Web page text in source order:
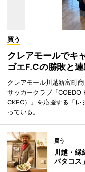
買う
クレアモールでキ
ゴエF.Cの勝敗と
クレアモール川越新富町
サッカークラブ「COEDO
CKFC）」を応援する「レ
っている。
買う
川越・縁
バタコス」